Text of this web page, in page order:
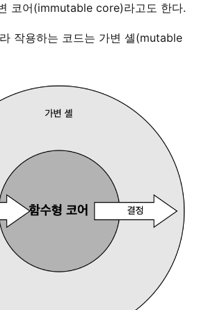
코어(immutable core)라고도 한다.
작용하는 코드는 가변 셸(mutable